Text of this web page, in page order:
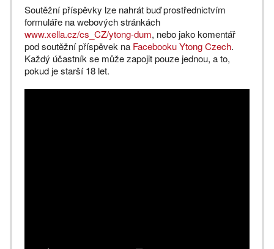
Soutěžní příspěvky lze nahrát buď prostřednictvím
formuláře na webových stránkách
www.xella.cz/cs_CZ/ytong-dum, nebo jako komentář
pod soutěžní příspěvek na Facebooku Ytong Czech.
Každý účastník se může zapojit pouze jednou, a to,
pokud je starší 18 let.